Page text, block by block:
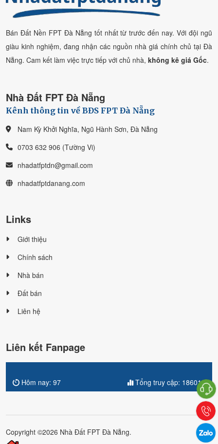
Bán Đất Nền FPT Đà Nẵng tốt nhất từ trước đến nay. Với đội ngũ
giàu kinh nghiệm, đang nhận các nguồn nhà giá chính chủ tại Đà
Nẵng. Cam kết làm việc trực tiếp với chủ nhà, không kê giá Gốc.
Nhà Đất FPT Đà Nẵng
Kênh thông tin về BĐS FPT Đà Nẵng
Nam Kỳ Khởi Nghĩa, Ngũ Hành Sơn, Đà Nẵng
0703 632 906 (Tường Vi)
nhadatfptdn@gmail.com
nhadatfptdanang.com
Links
Giới thiệu
Chính sách
Nhà bán
Đất bán
Liên hệ
Liên kết Fanpage
Hôm nay: 97 Tổng truy cập: 186016
Copyright ©2026 Nhà Đất FPT Đà Nẵng.